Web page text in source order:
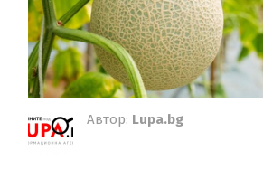
Автор: Lupa.bg